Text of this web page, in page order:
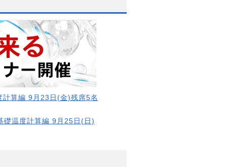
計算編 9月23日(金)残席5名
礎温度計算編 9月25日(日)